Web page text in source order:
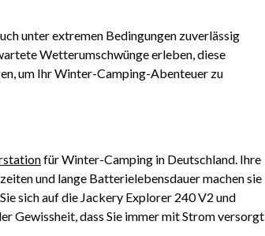
unter extremen Bedingungen zuverlässig
Wetterumschwünge erleben, diese
um Ihr Winter-Camping-Abenteuer zu
für Winter-Camping in Deutschland. Ihre
und lange Batterielebensdauer machen sie
sich auf die Jackery Explorer 240 V2 und
Gewissheit, dass Sie immer mit Strom versorgt